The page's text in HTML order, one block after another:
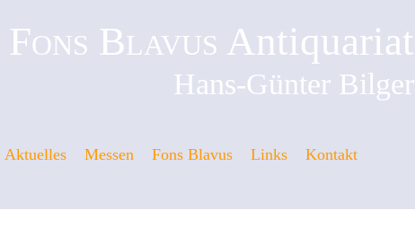
Fons Blavus Antiquariat
Hans-Günter Bilger
Aktuelles Messen Fons Blavus Links Kontakt